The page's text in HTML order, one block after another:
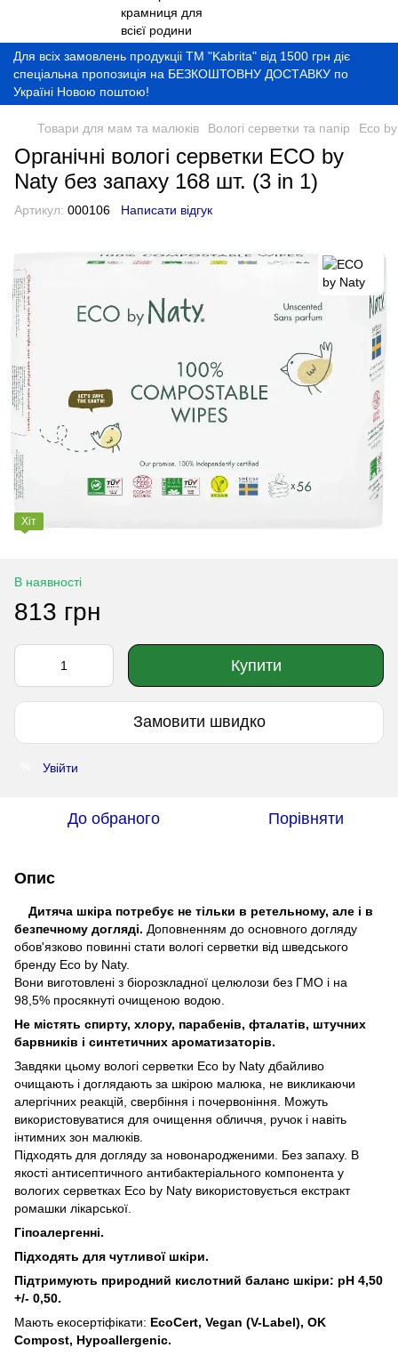
Для всіх замовлень продукціі ТМ "Kabrita" від 1500 грн діє
спеціальна пропозиція на БЕЗКОШТОВНУ ДОСТАВКУ по
Україні Новою поштою!
Товари для мам та малюків Вологі серветки та папір Eco
Органічні вологі серветки ECO by
Naty без запаху 168 шт. (3 in 1)
Артикул: 000106 Написати відгук
Хіт
В наявності
813 грн
Купити
Замовити швидко
Увійти
До обраного Порівняти
Опис
Дитяча шкіра потребує не тільки в ретельному, але і в
безпечному догляді. Доповненням до основного догляду
обов'язково повинні стати вологі серветки від шведського
бренду Eco by Naty.
Вони виготовлені з біорозкладної целюлози без ГМО і на
98,5% просякнуті очищеною водою.
Не містять спирту, хлору, парабенів, фталатів, штучних
барвників і синтетичних ароматизаторів.
Завдяки цьому вологі серветки Eco by Naty дбайливо
очищають і доглядають за шкірою малюка, не викликаючи
алергічних реакцій, свербіння і почервоніння. Можуть
використовуватися для очищення обличчя, ручок і навіть
інтимних зон малюків.
Підходять для догляду за новонародженими. Без запаху. В
якості антисептичного антибактеріального компонента у
вологих серветках Eco by Naty використовується екстракт
ромашки лікарської.
Гіпоалергенні.
Підходять для чутливої шкіри.
Підтримують природний кислотний баланс шкіри: рН 4,50
+/- 0,50.
Мають екосертіфікати: EcoCert, Vegan (V-Label), OK
Compost, Hypoallergenic.